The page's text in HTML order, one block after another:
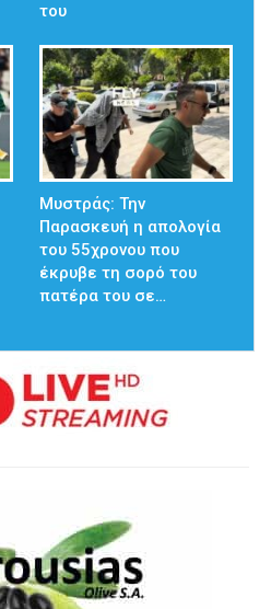
του
Μυστράς: Την
Παρασκευή η απολογία
του 55χρονου που
έκρυβε τη σορό του
πατέρα του σε…